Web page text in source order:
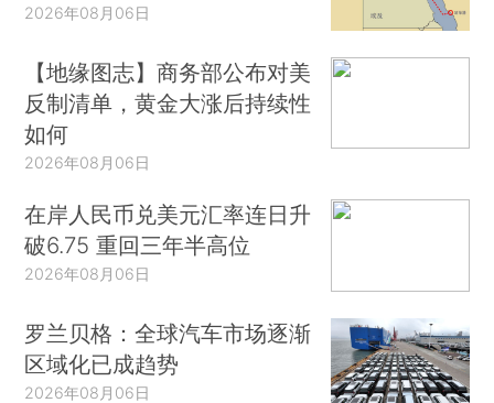
2026年08月06日
【地缘图志】商务部公布对美
反制清单，黄金大涨后持续性
如何
2026年08月06日
在岸人民币兑美元汇率连日升
破6.75 重回三年半高位
2026年08月06日
罗兰贝格：全球汽车市场逐渐
区域化已成趋势
2026年08月06日